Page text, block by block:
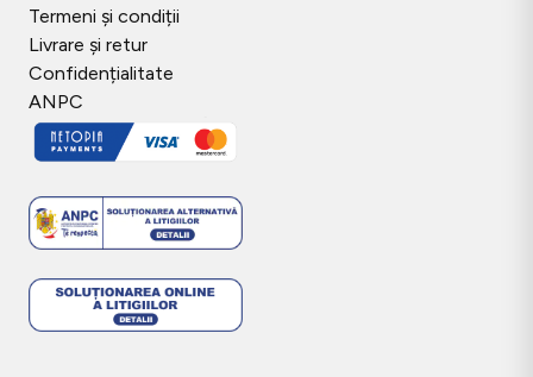
Termeni și condiții
Livrare și retur
Confidențialitate
ANPC